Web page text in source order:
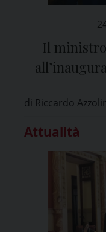
Il
di Riccardo
Attualità